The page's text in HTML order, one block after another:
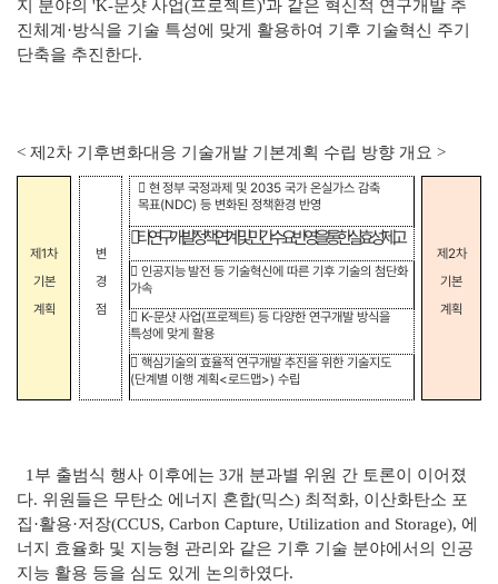
지 분야의 'K-문샷 사업(프로젝트)'과 같은 혁신적 연구개발 추
진체계·방식을 기술 특성에 맞게 활용하여 기후 기술혁신 주기
단축을 추진한다.
< 제2차 기후변화대응 기술개발 기본계획 수립 방향 개요 >
제 1차
기본
계획
변
경
점
󰊱 현 정부 국정과제 및2035국가 온실가스 감축
목표(NDC) 등 변화된 정책환경 반영
제 2차
기본
계획
󰊲타 연구개발 정책 연계 및 민간 수요 반영을 통한 실효성 제고
󰊳 인공지능발전 등 기술혁신에 따른 기후 기술의 첨단화
가속
󰊴 K-문샷 사업(프로젝트) 등 다양한 연구개발 방식을
특성에 맞게 활용
󰊵 핵심기술의 효율적 연구개발 추진을 위한 기술지도
(단계별 이행 계획<로드맵>) 수립
1부 출범식 행사 이후에는 3개 분과별 위원 간 토론이 이어졌
다. 위원들은 무탄소 에너지 혼합(믹스) 최적화, 이산화탄소 포
집·활용·저장(CCUS, Carbon Capture, Utilization and Storage), 에
너지 효율화 및 지능형 관리와 같은 기후 기술 분야에서의 인공
지능 활용 등을 심도 있게 논의하였다.